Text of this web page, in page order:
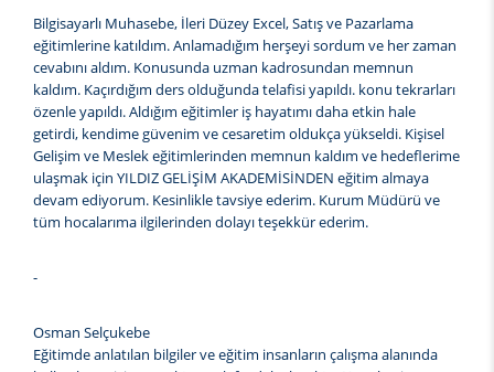
Bilgisayarlı Muhasebe, İleri Düzey Excel, Satış ve Pazarlama
eğitimlerine katıldım. Anlamadığım herşeyi sordum ve her zaman
cevabını aldım. Konusunda uzman kadrosundan memnun
kaldım. Kaçırdığım ders olduğunda telafisi yapıldı. konu tekrarları
özenle yapıldı. Aldığım eğitimler iş hayatımı daha etkin hale
getirdi, kendime güvenim ve cesaretim oldukça yükseldi. Kişisel
Gelişim ve Meslek eğitimlerinden memnun kaldım ve hedeflerime
ulaşmak için YILDIZ GELİŞİM AKADEMİSİNDEN eğitim almaya
devam ediyorum. Kesinlikle tavsiye ederim. Kurum Müdürü ve
tüm hocalarıma ilgilerinden dolayı teşekkür ederim.
-
Osman Selçukebe
Eğitimde anlatılan bilgiler ve eğitim insanların çalışma alanında